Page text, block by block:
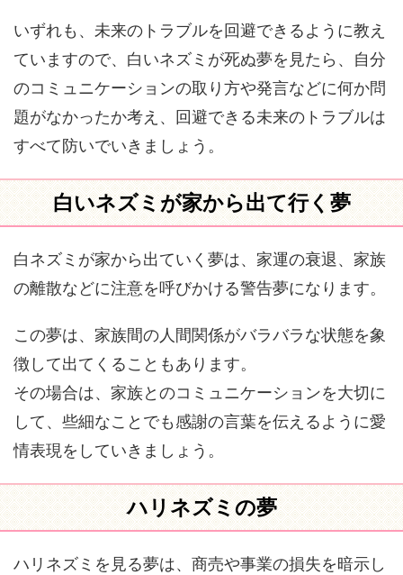
いずれも、未来のトラブルを回避できるように教え
ていますので、白いネズミが死ぬ夢を見たら、自分
のコミュニケーションの取り方や発言などに何か問
題がなかったか考え、回避できる未来のトラブルは
すべて防いでいきましょう。
白いネズミが家から出て行く夢
白ネズミが家から出ていく夢は、家運の衰退、家族
の離散などに注意を呼びかける警告夢になります。
この夢は、家族間の人間関係がバラバラな状態を象
徴して出てくることもあります。
その場合は、家族とのコミュニケーションを大切に
して、些細なことでも感謝の言葉を伝えるように愛
情表現をしていきましょう。
ハリネズミの夢
ハリネズミを見る夢は、商売や事業の損失を暗示し